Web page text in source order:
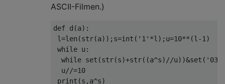
ASCII-Filmen.)
def d(a):
l=len(str(a));s=int('1'*l);u=10**(l-1)
while u:
while set(str(s)+str((a^s)//
  u//=10